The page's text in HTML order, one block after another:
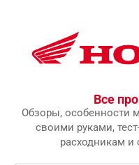
Все
Обзоры, особенности
своими руками,
расходникам